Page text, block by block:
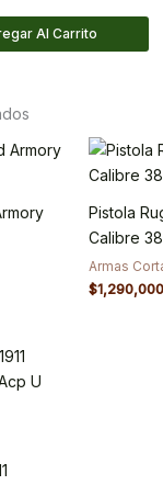
Al Carrito
Pistola
Calibre
Armas
$